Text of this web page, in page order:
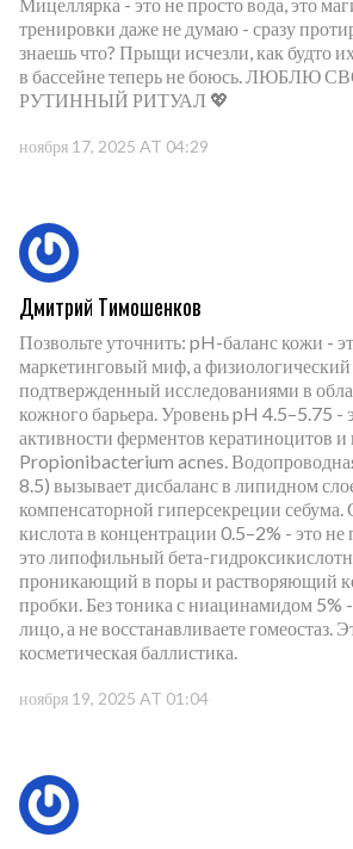
Мицеллярка - это не просто вода, это
тренировки даже не думаю - сразу
знаешь что? Прыщи исчезли, как будто
в бассейне теперь не боюсь. ЛЮБЛЮ
РУТИННЫЙ РИТУАЛ 💖
ноября 17, 2025 AT 04:29
Дмитрий Тимошенков
Позвольте уточнить: pH-баланс кожи -
маркетинговый миф, а физиологический
подтвержденный исследованиями в
кожного барьера. Уровень pH 4.5–5.75 -
активности ферментов кератиноцитов и
Propionibacterium acnes.
8.5) вызывает дисбаланс в липидном
компенсаторной гиперсекреции себума.
кислота в концентрации 0.5–2% - это не
это липофильный бета-
проникающий в поры и растворяющий
пробки. Без тоника с ниацинамидом 5%
лицо, а не восстанавливаете гомеостаз.
косметическая баллистика.
ноября 19, 2025 AT 01:04